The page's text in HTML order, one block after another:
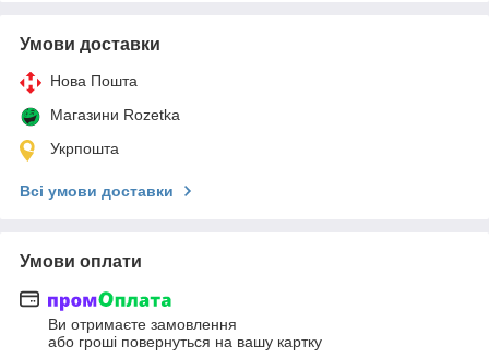
Умови доставки
Нова Пошта
Магазини Rozetka
Укрпошта
Всі умови доставки
Умови оплати
Ви отримаєте замовлення
або гроші повернуться на вашу картку